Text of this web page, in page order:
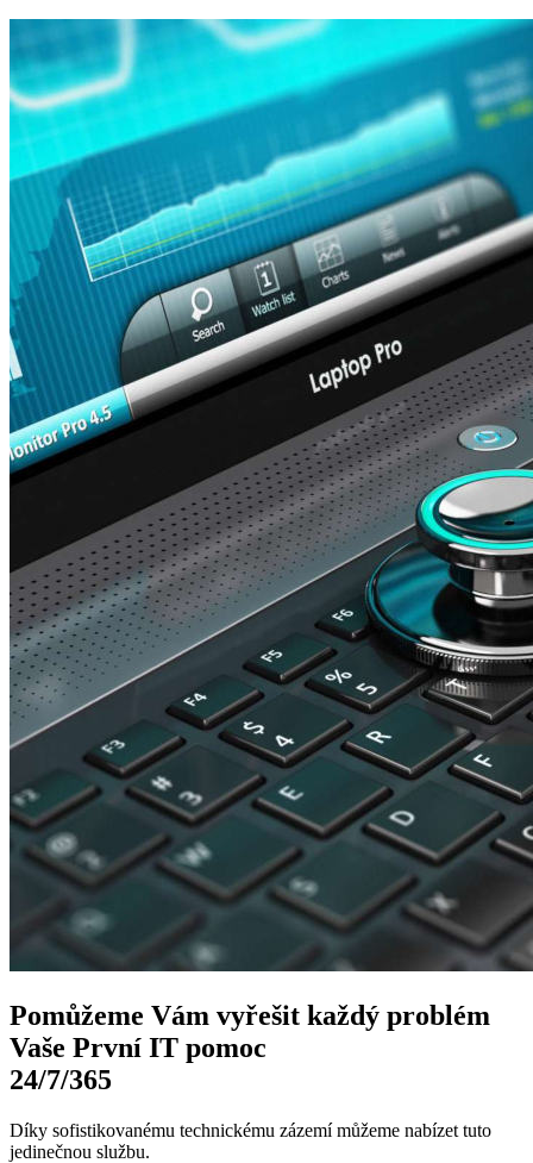
Pomůžeme Vám vyřešit každý problém
Vaše První IT pomoc
24/7/365
Díky sofistikovanému technickému zázemí můžeme nabízet tuto
jedinečnou službu.